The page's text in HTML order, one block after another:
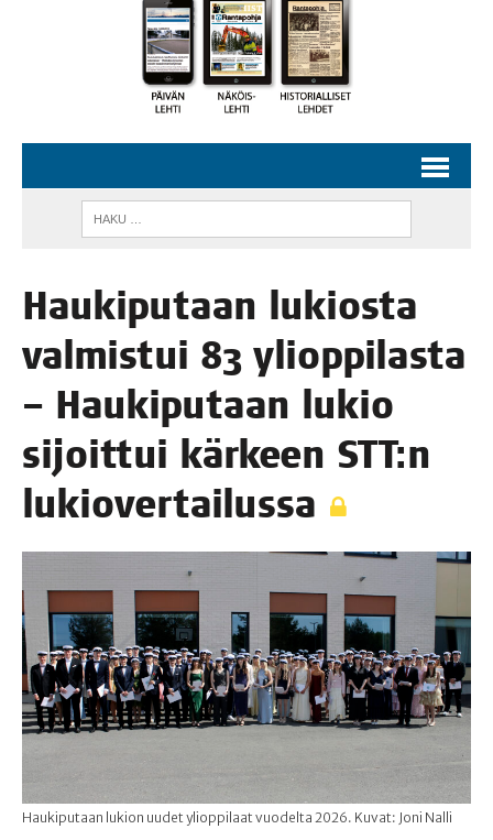
Hau­ki­pu­taan lukios­ta
val­mis­tui 83 yli­op­pi­las­ta
– Hau­ki­pu­taan lukio
sijoit­tui kär­keen STT:n
lukiovertailussa
Haukiputaan lukion uudet ylioppilaat vuodelta 2026. Kuvat: Joni Nalli